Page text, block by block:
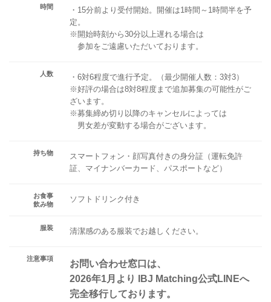
時間
・15分前より受付開始。開催は1時間～1時間半を予
定。
※開始時刻から30分以上遅れる場合は
参加をご遠慮いただいております。
人数
・6対6程度で進行予定。（最少開催人数：3対3）
※好評の場合は8対8程度まで追加募集の可能性がご
ざいます。
※募集締め切り以降のキャンセルによっては
男女差が変動する場合がございます。
持ち物
スマートフォン・顔写真付きの身分証（運転免許
証、マイナンバーカード、パスポートなど）
お食事
飲み物
ソフトドリンク付き
服装 清潔感のある服装でお越しください。
注意事項
お問い合わせ窓口は、
2026年1月より IBJ Matching公式LINEへ
完全移行しております。